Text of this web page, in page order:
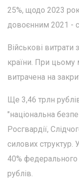
25%, щодо 2023
довоєнним 2021 -
Військові витрати
країни. При цьому
витрачена на
Ще 3,46 трлн
"національна
Росгвардії,
силових структур.
40%
рублів.